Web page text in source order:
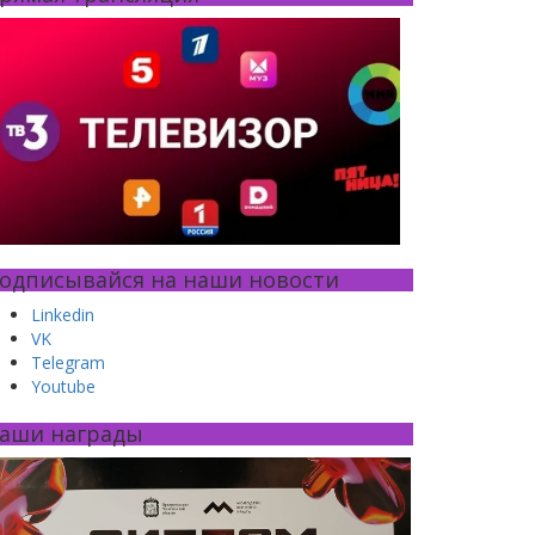
на наши новости
Linkedin
VK
Telegram
Youtube
награды